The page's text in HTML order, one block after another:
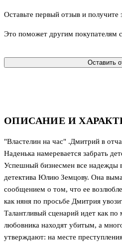
ОПИСАНИЕ И
"Властелин на час" .Дмитрий в
Наденька намеревается забрать
Успешный бизнесмен все надежды
детектива Юлию Земцову. Она
сообщением о том, что ее
как няня по просьбе Дмитрия
Талантливый сценарий идет как по
любовника находят убитым, а
утверждают: на месте
Оставьте первый отзыв и получите
Это поможет другим покупателям
Оставить